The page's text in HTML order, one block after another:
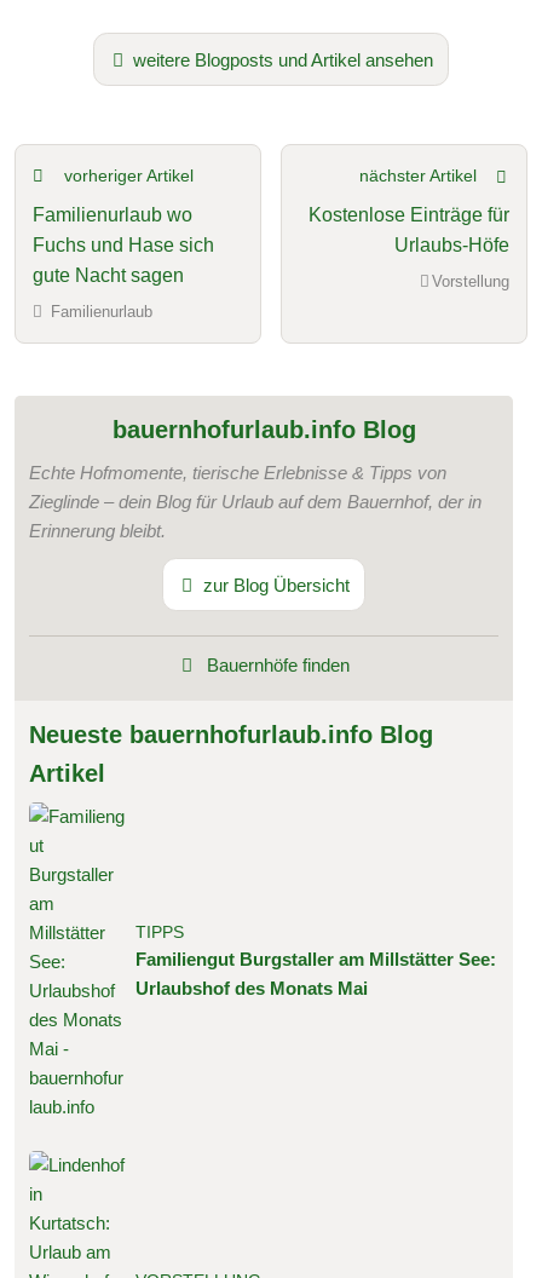
weitere Blogposts und Artikel ansehen
vorheriger Artikel
Familienurlaub wo
Fuchs und Hase sich
gute Nacht sagen
Familienurlaub
nächster Artikel
Kostenlose Einträge für
Urlaubs-Höfe
Vorstellung
bauernhofurlaub.info Blog
Echte Hofmomente, tierische Erlebnisse & Tipps von
Zieglinde – dein Blog für Urlaub auf dem Bauernhof, der in
Erinnerung bleibt.
zur Blog Übersicht
Bauernhöfe finden
Neueste bauernhofurlaub.info Blog
Artikel
TIPPS
Familiengut Burgstaller am Millstätter See:
Urlaubshof des Monats Mai